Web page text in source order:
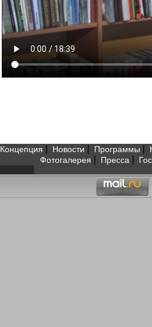
Концепция Новости Программы
Фотогалерея
Пресса